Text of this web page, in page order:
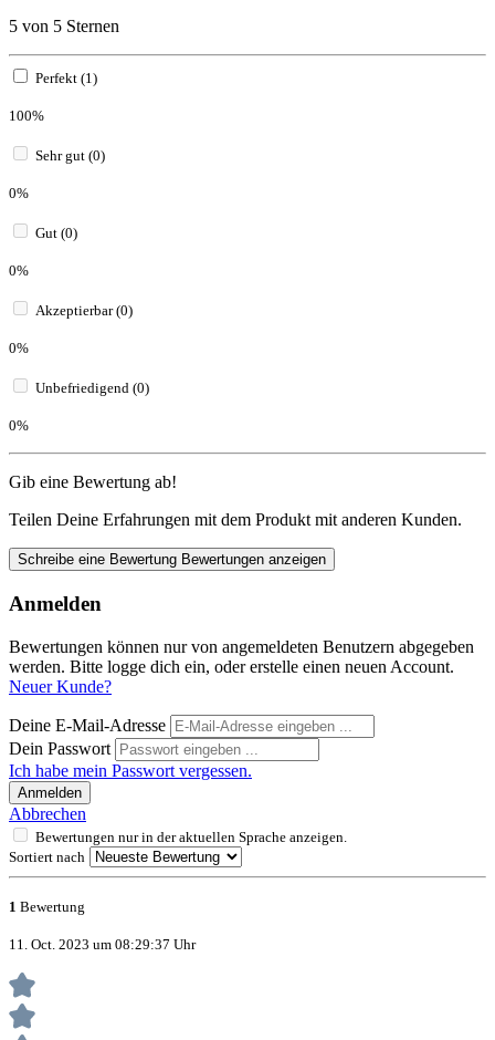
5 von 5 Sternen
Perfekt (1)
100%
Sehr gut (0)
0%
Gut (0)
0%
Akzeptierbar (0)
0%
Unbefriedigend (0)
0%
Gib eine Bewertung ab!
Teilen Deine Erfahrungen mit dem Produkt mit anderen Kunden.
Schreibe eine Bewertung Bewertungen anzeigen
Anmelden
Bewertungen können nur von angemeldeten Benutzern abgegeben
werden. Bitte logge dich ein, oder erstelle einen neuen Account.
Neuer Kunde?
Deine E-Mail-Adresse
Dein Passwort
Ich habe mein Passwort vergessen.
Anmelden
Abbrechen
Bewertungen nur in der aktuellen Sprache anzeigen.
Sortiert nach
1 Bewertung
11. Oct. 2023 um 08:29:37 Uhr